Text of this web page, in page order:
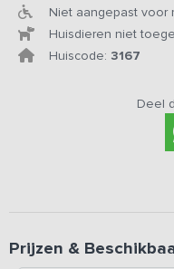
Niet aangepast voor
Huisdieren niet
Huiscode: 3167
Deel
Prijzen &